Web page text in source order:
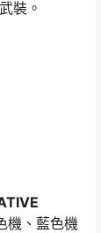
裝。
機、藍色機